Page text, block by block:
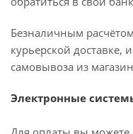
Безналичным
курьерской доставке,
самовывоза из
Электронные